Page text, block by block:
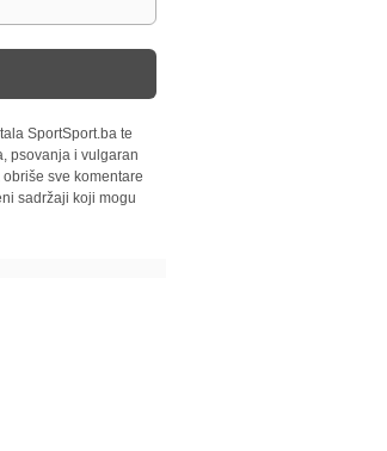
SportSport.ba te
psovanja i vulgaran
sve komentare
sadržaji koji mogu